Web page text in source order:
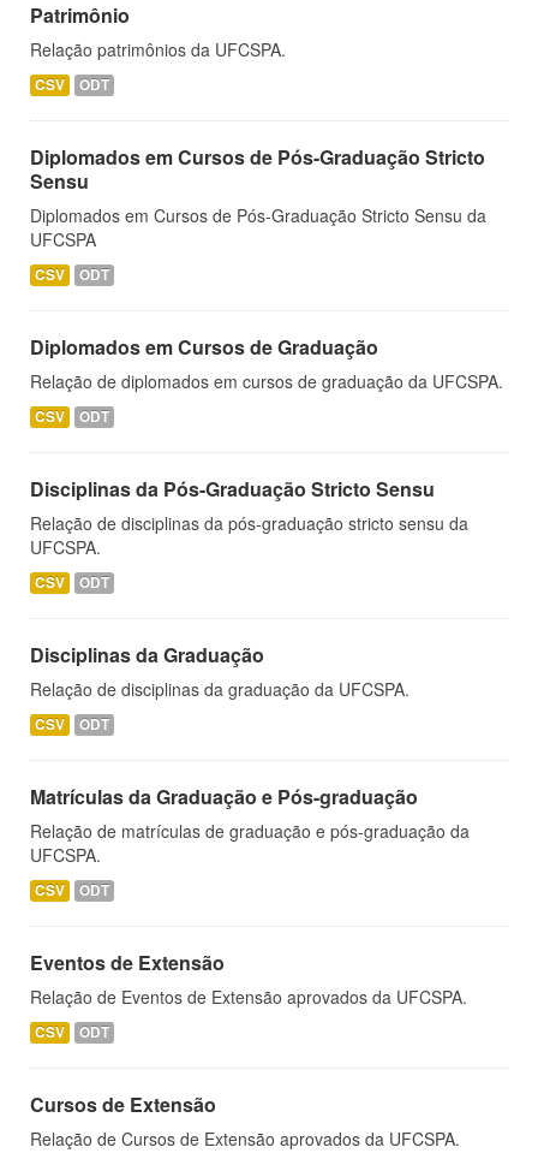
Patrimônio
Relação patrimônios da UFCSPA.
CSV ODT
Diplomados em Cursos de Pós-Graduação Stricto
Sensu
Diplomados em Cursos de Pós-Graduação Stricto Sensu da
UFCSPA
CSV ODT
Diplomados em Cursos de Graduação
Relação de diplomados em cursos de graduação da UFCSPA.
CSV ODT
Disciplinas da Pós-Graduação Stricto Sensu
Relação de disciplinas da pós-graduação stricto sensu da
UFCSPA.
CSV ODT
Disciplinas da Graduação
Relação de disciplinas da graduação da UFCSPA.
CSV ODT
Matrículas da Graduação e Pós-graduação
Relação de matrículas de graduação e pós-graduação da
UFCSPA.
CSV ODT
Eventos de Extensão
Relação de Eventos de Extensão aprovados da UFCSPA.
CSV ODT
Cursos de Extensão
Relação de Cursos de Extensão aprovados da UFCSPA.